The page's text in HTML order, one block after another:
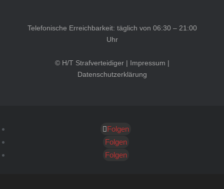
Telefonische Erreichbarkeit: täglich von 06:30 – 21:00
Uhr
© H/T Strafverteidiger | Impressum |
Datenschutzerklärung
Folgen
Folgen
Folgen
Kundenbewertungen und Erfahrungen zu
SEHR GUT